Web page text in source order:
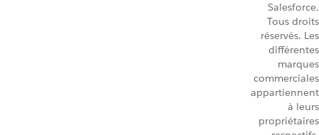
Salesforce.
Tous droits
réservés. Les
différentes
marques
commerciales
appartiennent
à leurs
propriétaires